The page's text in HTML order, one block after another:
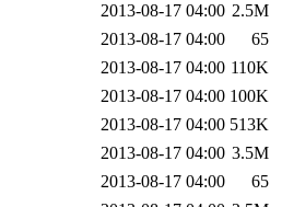
2013-08-17 04:00 2.5M
2013-08-17 04:00
65
2013-08-17 04:00 110K
2013-08-17 04:00 100K
2013-08-17 04:00 513K
2013-08-17 04:00 3.5M
2013-08-17 04:00
65